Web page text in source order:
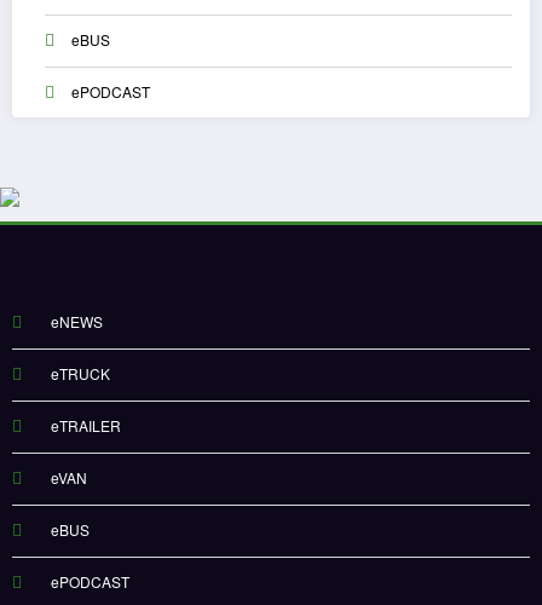
eBUS
ePODCAST
eNEWS
eTRUCK
eTRAILER
eVAN
eBUS
ePODCAST